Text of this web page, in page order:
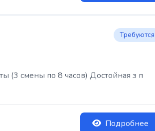
Требуются
(3 смены по 8 часов) Достойная з п
Подробнее